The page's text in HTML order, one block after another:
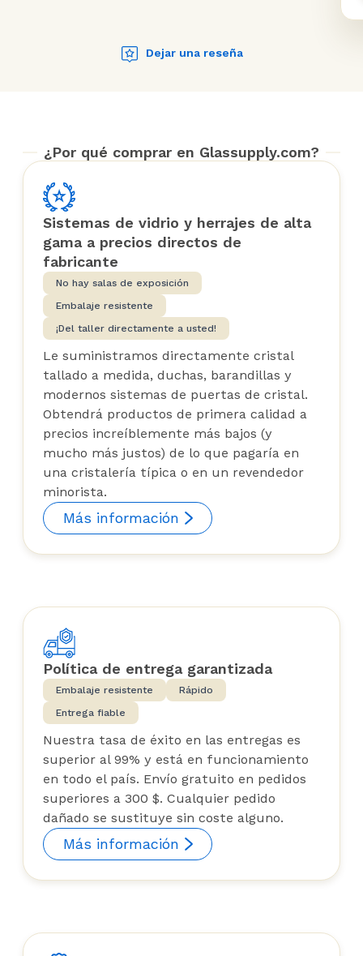
Dejar una reseña
¿Por qué comprar en Glassupply.com?
Sistemas de vidrio y herrajes de alta
gama a precios directos de
fabricante
No hay salas de exposición
Embalaje resistente
¡Del taller directamente a usted!
Le suministramos directamente cristal
tallado a medida, duchas, barandillas y
modernos sistemas de puertas de cristal.
Obtendrá productos de primera calidad a
precios increíblemente más bajos (y
mucho más justos) de lo que pagaría en
una cristalería típica o en un revendedor
minorista.
Más información
Política de entrega garantizada
Embalaje resistente
Rápido
Entrega fiable
Nuestra tasa de éxito en las entregas es
superior al 99% y está en funcionamiento
en todo el país. Envío gratuito en pedidos
superiores a 300 $. Cualquier pedido
dañado se sustituye sin coste alguno.
Más información